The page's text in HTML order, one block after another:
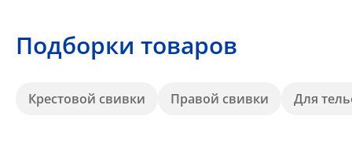
Подборки товаров
Крестовой свивки Правой свивки Для